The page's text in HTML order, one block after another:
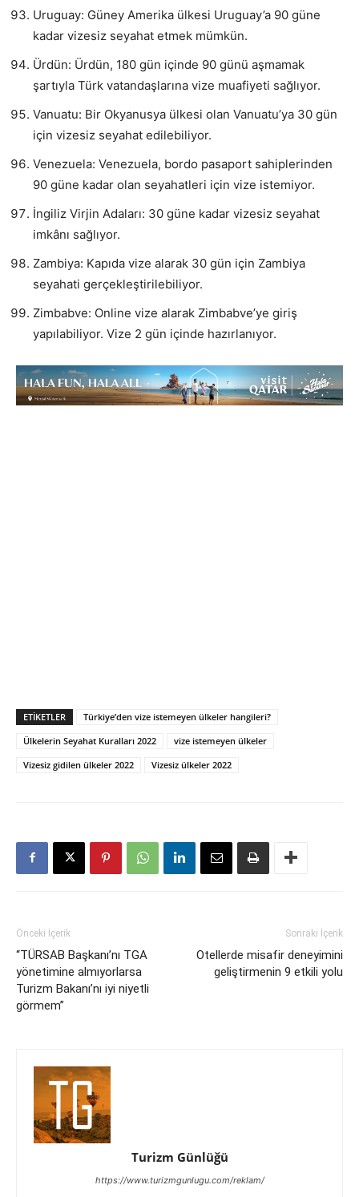
Uruguay: Güney Amerika ülkesi Uruguay’a 90 güne
kadar vizesiz seyahat etmek mümkün.
Ürdün: Ürdün, 180 gün içinde 90 günü aşmamak
şartıyla Türk vatandaşlarına vize muafiyeti sağlıyor.
Vanuatu: Bir Okyanusya ülkesi olan Vanuatu’ya 30 gün
için vizesiz seyahat edilebiliyor.
Venezuela: Venezuela, bordo pasaport sahiplerinden
90 güne kadar olan seyahatleri için vize istemiyor.
İngiliz Virjin Adaları: 30 güne kadar vizesiz seyahat
imkânı sağlıyor.
Zambiya: Kapıda vize alarak 30 gün için Zambiya
seyahati gerçekleştirilebiliyor.
Zimbabve: Online vize alarak Zimbabve’ye giriş
yapılabiliyor. Vize 2 gün içinde hazırlanıyor.
ETIKETLER
Türkiye’den vize istemeyen ülkeler hangileri?
Ülkelerin Seyahat Kuralları 2022
vize istemeyen ülkeler
Vizesiz gidilen ülkeler 2022
Vizesiz ülkeler 2022
Önceki İçerik
“TÜRSAB Başkanı’nı TGA
yönetimine almıyorlarsa
Turizm Bakanı’nı iyi niyetli
görmem”
Sonraki İçerik
Otellerde misafir deneyimini
geliştirmenin 9 etkili yolu
Turizm Günlüğü
https://www.turizmgunlugu.com/reklam/